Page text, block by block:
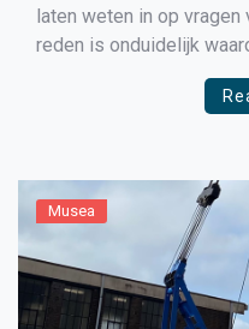
laten weten in op vragen
reden is onduidelijk
aangekondigde
Wieringermeer gaat
Musea